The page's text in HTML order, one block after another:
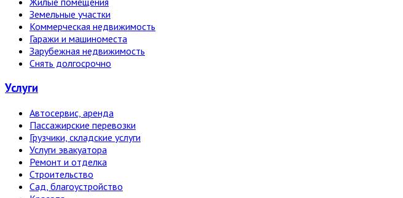
Земельные участки
Коммерческая недвижимость
Гаражи и машиноместа
Зарубежная недвижимость
Снять долгосрочно
Услуги
Автосервис, аренда
Пассажирские перевозки
Грузчики, складские услуги
Услуги эвакуатора
Ремонт и отделка
Строительство
Сад, благоустройство